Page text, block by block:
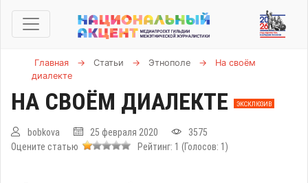
Главная → Статьи → Этнополе →
На своём
диалекте
НА СВОЁМ ДИАЛЕКТЕ ЭКСКЛЮЗИВ
bobkova 25 февраля 2020
3575
Оцените статью
Рейтинг: 1 (Голосов: 1 )